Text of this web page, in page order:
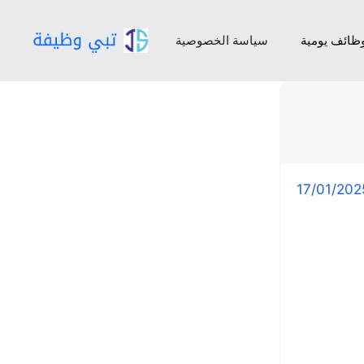
يومية سياسة الخصوصية
17/01/